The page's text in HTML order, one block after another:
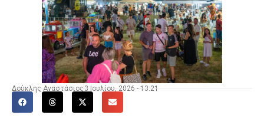
Δούκλης Αναστάσιος 3 Ιουλίου, 2026 - 13:21